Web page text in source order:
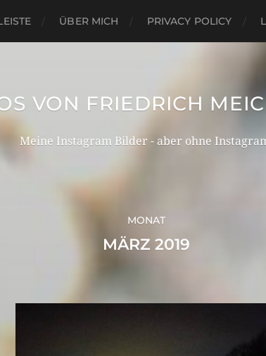
ÜBER MICH PRIVACY POLICY
VON FRIEDRICH
Meine Instagram Bilder - aber ohne
MONAT
MÄRZ 2019